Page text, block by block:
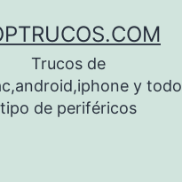
Trucos de
y todo
tipo de periféricos